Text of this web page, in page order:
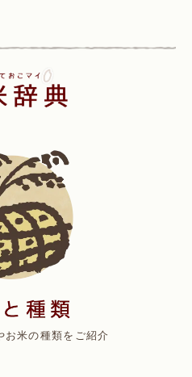
お米の種類をご紹介